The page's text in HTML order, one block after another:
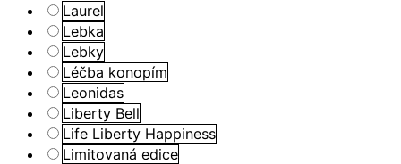
Laurel
Lebka
Lebky
Léčba konopím
Leonidas
Liberty Bell
Life Liberty Happiness
Limitovaná edice